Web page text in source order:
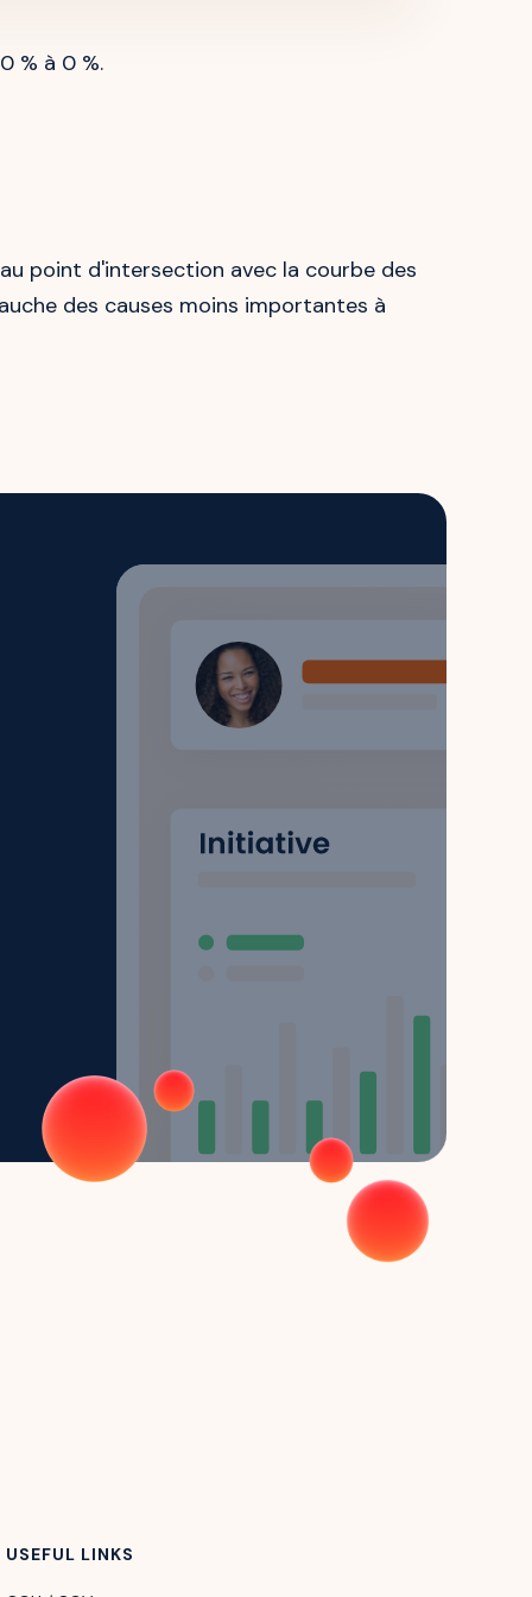
% à 0 %.
point d'intersection avec la courbe des
des causes moins importantes à
USEFUL LINKS